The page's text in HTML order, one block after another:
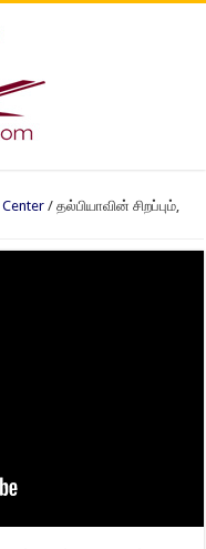
/ தல்பியாவின் சிறப்பும்,